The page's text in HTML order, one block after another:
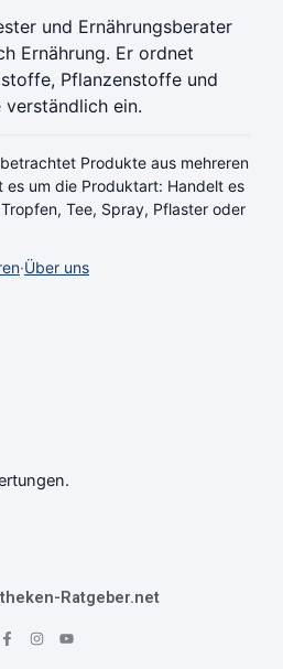
und Ernährungsberater
Ernährung. Er ordnet
Pflanzenstoffe und
ein.
Produkte aus mehreren
es um die Produktart: Handelt es
Tee, Spray, Pflaster oder
·Über uns
Ratgeber.net
F
a
I
n
Y
o